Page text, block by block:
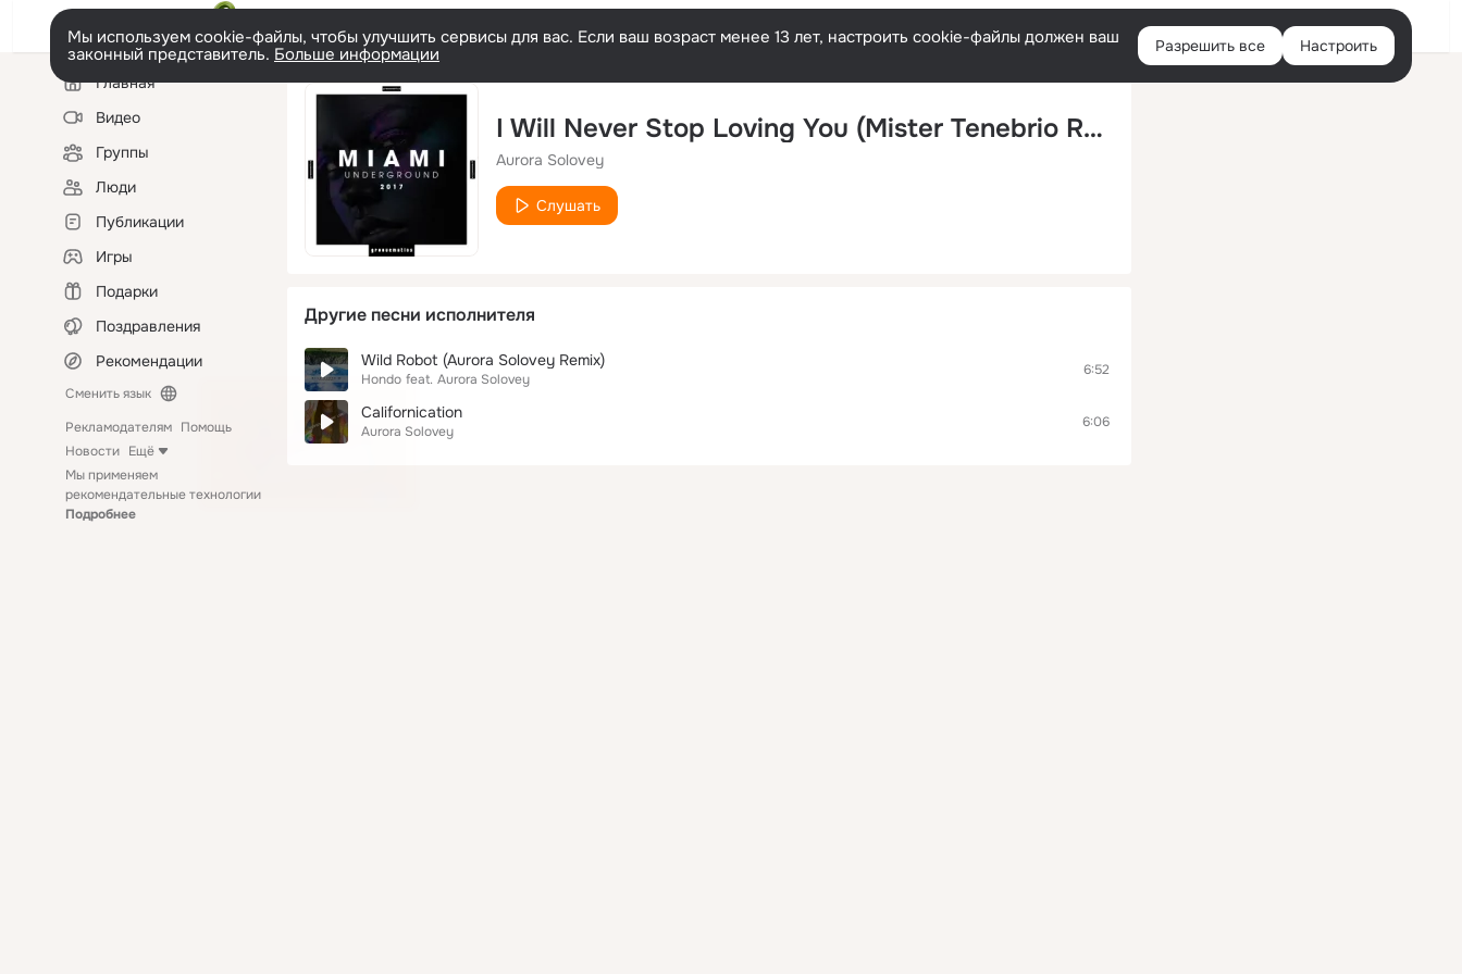
Войти
Мы используем cookie-файлы, чтобы улучшить сервисы для вас. Если ваш возраст менее 13 лет, настроить cookie-файлы должен ваш
законный представитель. Больше информации Разрешить все Настроить
Левая
колонкаГлавная
Видео
Группы
Люди
Публикации
Игры
Подарки
Поздравления
Рекомендации
Сменить язык
Рекламодателям Помощь
Новости Ещё
Мы применяем
рекомендательные технологии
Подробнее
I Will Never Stop Loving You (Mister Tenebrio Remix)
Aurora Solovey
Слушать
Другие песни исполнителя
Wild Robot (Aurora Solovey Remix)
Hondo feat. Aurora Solovey
6:52
Californication
Aurora Solovey
6:06